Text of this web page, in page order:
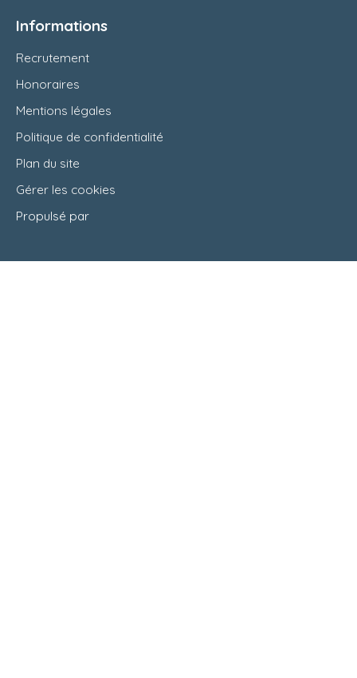
Informations
Recrutement
Honoraires
Mentions légales
Politique de confidentialité
Plan du site
Gérer les cookies
Propulsé par